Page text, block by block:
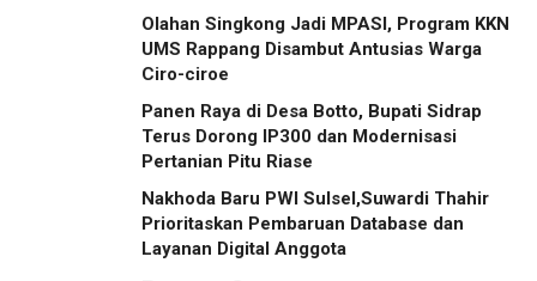
Olahan Singkong Jadi MPASI, Program KKN
UMS Rappang Disambut Antusias Warga
Ciro-ciroe
Panen Raya di Desa Botto, Bupati Sidrap
Terus Dorong IP300 dan Modernisasi
Pertanian Pitu Riase
Nakhoda Baru PWI Sulsel,Suwardi Thahir
Prioritaskan Pembaruan Database dan
Layanan Digital Anggota